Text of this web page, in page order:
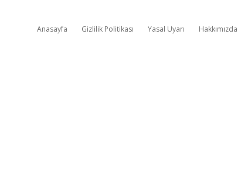
Anasayfa Gizlilik Politikası Yasal Uyarı Hakkımızda